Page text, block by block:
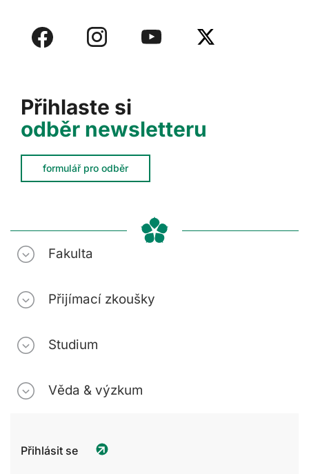
Přihlaste si
odběr newsletteru
formulář pro odběr
Fakulta
Přijímací zkoušky
Studium
Věda & výzkum
Přihlásit se